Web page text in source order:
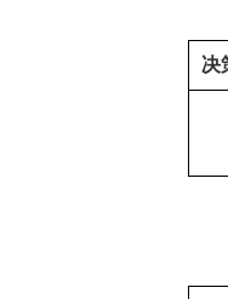
决